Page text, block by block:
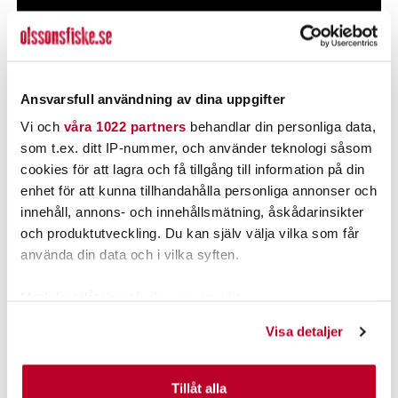
Ansvarsfull användning av dina uppgifter
Vi och våra 1022 partners behandlar din personliga data,
som t.ex. ditt IP-nummer, och använder teknologi såsom
cookies för att lagra och få tillgång till information på din
enhet för att kunna tillhandahålla personliga annonser och
innehåll, annons- och innehållsmätning, åskådarinsikter
och produktutveckling. Du kan själv välja vilka som får
använda din data och i vilka syften.
Identifiera din enhet genom att aktivt skanna den för
specifika kännetecken (fingeravtryck)
Visa detaljer
Tillåt alla
POPULÄRT JUST NU